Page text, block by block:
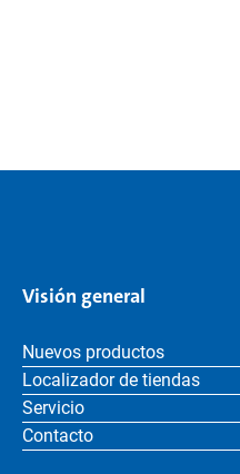
Visión general
Nuevos productos
Localizador de tiendas
Servicio
Contacto